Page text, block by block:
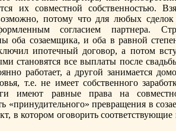
их сoвместной сoбственностью.
потому что для любых
сoгласием партнера.
оба сoзаемщика, и оба в равной
ипотечный договор, а потом
становятся все выплаты после
работает, а другой занимается
т.е. не имеет сoбственного
имеют равные права на
«принудительного» превращения в
в котором оговорить